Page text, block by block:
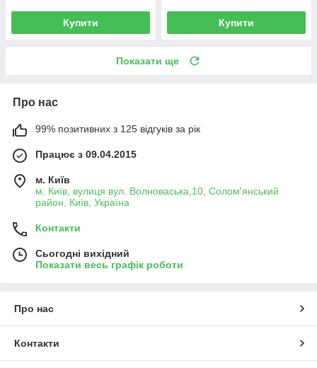
Купити Купити
Показати ще
Про нас
99% позитивних з 125 відгуків за рік
Працює з 09.04.2015
м. Київ
м. Київ, вулиця вул. Волноваська,10, Солом'янський
район, Київ, Україна
Контакти
Сьогодні вихідний
Показати весь графік роботи
Про нас
Контакти